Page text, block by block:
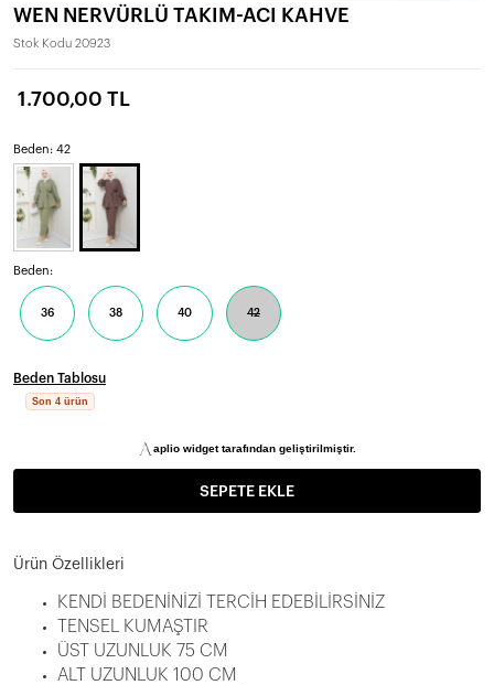
WEN NERVÜRLÜ TAKIM-ACI KAHVE
Stok Kodu 20923
1.700,00 TL
Beden: 42
Beden:
36 38 40 42
Beden Tablosu
Son 4 ürün
aplio widget tarafından geliştirilmiştir.
SEPETE EKLE
Ürün Özellikleri
KENDİ BEDENİNİZİ TERCİH EDEBİLİRSİNİZ
TENSEL KUMAŞTIR
ÜST UZUNLUK 75 CM
ALT UZUNLUK 100 CM